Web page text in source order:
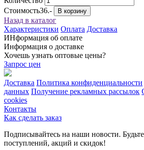
Стоимость36.- В корзину
Назад в каталог
Характеристики Оплата Доставка
ИНформация об оплате
Информация о доставке
Хочешь узнать оптовые цены?
Запрос цен
Доставка Политика конфиденциальности
данных Получение рекламных рассылок
cookies
Контакты
Как сделать заказ
Подписывайтесь на наши новости.
поступлений, акций и скидок!